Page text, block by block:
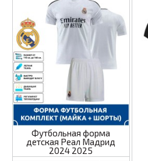
Футбольная форма
детская Реал Мадрид
2024 2025